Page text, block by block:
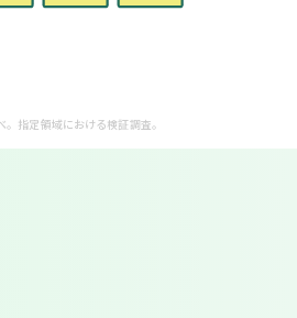
指定領域における検証調査。